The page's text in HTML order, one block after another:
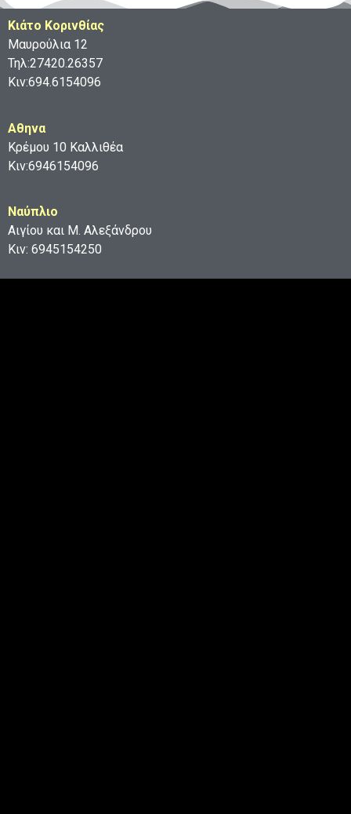
Κιάτο Κορινθίας
Μαυρούλια 12
Τηλ:27420.26357
Κιν:694.6154096
Aθηνα
Κρέμου 10 Καλλιθέα
Κιν:6946154096
Ναύπλιο
Αιγίου και Μ. Αλεξάνδρου
Κιν: 6945154250